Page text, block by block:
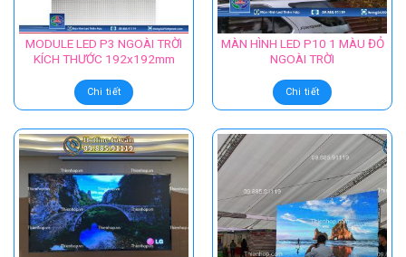
MODULE LED P3 NGOÀI TRỜI
KÍCH THƯỚC 192x192mm
Chi tiết
MÀN HÌNH LED P10 1 MÀU ĐỎ
NGOÀI TRỜI
Chi tiết